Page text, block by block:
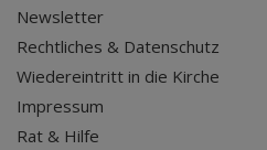
Newsletter
Rechtliches & Datenschutz
Wiedereintritt in die Kirche
Impressum
Rat & Hilfe